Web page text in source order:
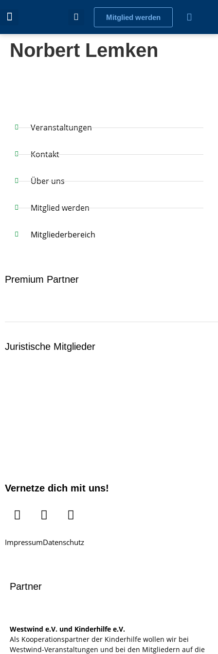
Mitglied werden
Norbert Lemken
Veranstaltungen
Kontakt
Über uns
Mitglied werden
Mitgliederbereich
Premium Partner
Juristische Mitglieder
Vernetze dich mit uns!
ImpressumDatenschutz
Partner
Westwind e.V. und Kinderhilfe e.V.
Als Kooperationspartner der Kinderhilfe wollen wir bei
Westwind-Veranstaltungen und bei den Mitgliedern auf die